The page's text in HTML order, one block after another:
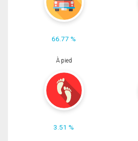
66.77 %
À pied
3.51 %